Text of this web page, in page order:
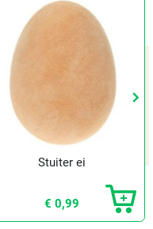
keyboard_arrow_right
keyboard_arrow_right
Stuiter ei
€ 0,99